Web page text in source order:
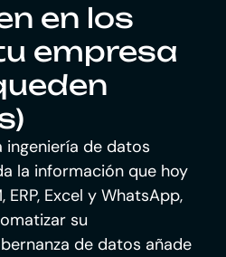
en los
empresa
ingeniería de datos
la información que hoy
Excel y WhatsApp,
su
de datos añade